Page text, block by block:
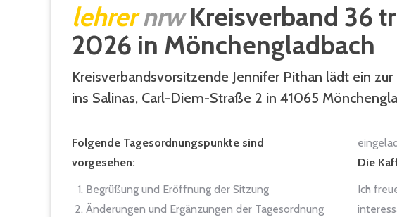
lehrernrwKreisverband 36
2026 in Mönchengladbach
Kreisverbandsvorsitzende Jennifer Pithan lädt ein
ins Salinas, Carl-Diem-Straße 2 in 41065
Folgende Tagesordnungspunkte sind
vorgesehen:
Begrüßung und Eröffnung der Sitzung
Änderungen und Ergänzungen der Tagesordnung
Die
Ich